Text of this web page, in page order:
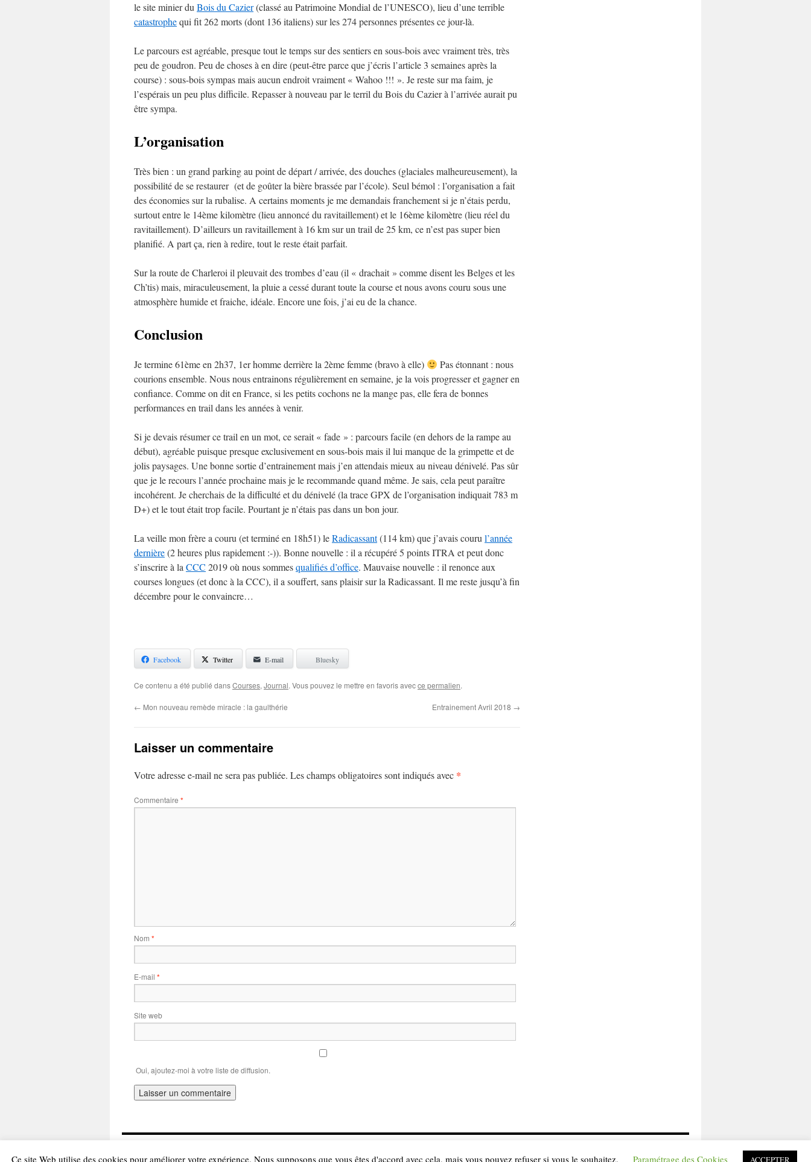
le site minier duBois du Cazier(classé au Patrimoine Mondial de l’UNESCO), lieu d’une terrible
catastrophequi fit 262 morts (dont 136 italiens) sur les 274 personnes présentes ce jour-là.
Le parcours est agréable, presque tout le temps sur des sentiers en sous-bois avec vraiment très, très
peu de goudron. Peu de choses à en dire (peut-être parce que j’écris l’article 3 semaines après la
course) : sous-bois sympas mais aucun endroit vraiment « Wahoo !!! ». Je reste sur ma faim, je
l’espérais un peu plus difficile. Repasser à nouveau par le terril du Bois du Cazier à l’arrivée aurait pu
être sympa.
L’organisation
Très bien : un grand parking au point de départ / arrivée, des douches (glaciales malheureusement), la
possibilité de se restaurer (et de goûter la bière brassée par l’école). Seul bémol : l’organisation a fait
des économies sur la rubalise. A certains moments je me demandais franchement si je n’étais perdu,
surtout entre le 14ème kilomètre (lieu annoncé du ravitaillement) et le 16ème kilomètre (lieu réel du
ravitaillement). D’ailleurs un ravitaillement à 16 km sur un trail de 25 km, ce n’est pas super bien
planifié. A part ça, rien à redire, tout le reste était parfait.
Sur la route de Charleroi il pleuvait des trombes d’eau (il « drachait » comme disent les Belges et les
Ch’tis) mais, miraculeusement, la pluie a cessé durant toute la course et nous avons couru sous une
atmosphère humide et fraiche, idéale. Encore une fois, j’ai eu de la chance.
Conclusion
Je termine 61ème en 2h37, 1er homme derrière la 2ème femme (bravo à elle)
Pas étonnant : nous
courions ensemble. Nous nous entrainons régulièrement en semaine, je la vois progresser et gagner en
confiance. Comme on dit en France, si les petits cochons ne la mange pas, elle fera de bonnes
performances en trail dans les années à venir.
Si je devais résumer ce trail en un mot, ce serait « fade » : parcours facile (en dehors de la rampe au
début), agréable puisque presque exclusivement en sous-bois mais il lui manque de la grimpette et de
jolis paysages. Une bonne sortie d’entrainement mais j’en attendais mieux au niveau dénivelé. Pas sûr
que je le recours l’année prochaine mais je le recommande quand même. Je sais, cela peut paraître
incohérent. Je cherchais de la difficulté et du dénivelé (la trace GPX de l’organisation indiquait 783 m
D+) et le tout était trop facile. Pourtant je n’étais pas dans un bon jour.
La veille mon frère a couru (et terminé en 18h51) leRadicassant(114 km) que j’avais courul’année
dernière(2 heures plus rapidement :-)). Bonne nouvelle : il a récupéré 5 points ITRA et peut donc
s’inscrire à laCCC 2019 où nous sommesqualifiés d’office. Mauvaise nouvelle : il renonce aux
courses longues (et donc à la CCC), il a souffert, sans plaisir sur la Radicassant. Il me reste jusqu’à fin
décembre pour le convaincre…
Facebook Twitter E-mail Bluesky
Ce contenu a été publié dansCourses, Journal. Vous pouvez le mettre en favoris avecce permalien.
← Mon nouveau remède miracle : la gaulthérie Entrainement Avril 2018 →
Laisser un commentaire
Votre adresse e-mail ne sera pas publiée. Les champs obligatoires sont indiqués avec *
Commentaire *
Nom *
E-mail *
Site web
Oui, ajoutez-moi à votre liste de diffusion.
Ce site Web utilise des cookies pour améliorer votre expérience. Nous supposons que vous êtes d'accord avec cela, mais vous pouvez refuser si vous le souhaitez. Paramétrage des Cookies ACCEPTER